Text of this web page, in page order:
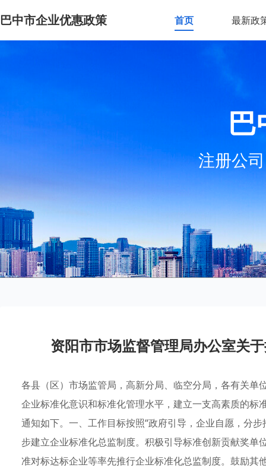
巴中市企业优惠政策 首页 最新政
注册公
资阳市市场监督管理局办公室关
各县（区）市场监管局，高新分局、临空分局，各有关
企业标准化意识和标准化管理水平，建立一支高素质的
通知如下。一、工作目标按照“政府引导，企业自愿，分
步建立企业标准化总监制度。积极引导标准创新贡献奖单
准对标达标企业等率先推行企业标准化总监制度。鼓励